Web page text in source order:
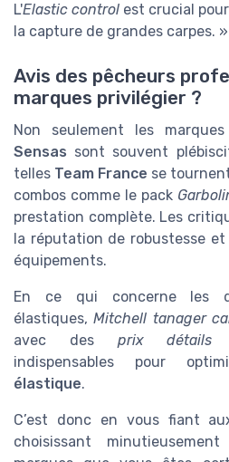
L'Elastic control est crucial
la capture de grandes carpes. »
Avis des pêcheurs
marques privilégier ?
Non seulement les
Sensas sont souvent
telles Team France se
combos comme le pack
prestation complète. Les
la réputation de robustesse
équipements.
En ce qui concerne les
élastiques,Mitchell tanager
avec des prix détails
indispensables pour
élastique.
C’est donc en vous fiant
choisissant